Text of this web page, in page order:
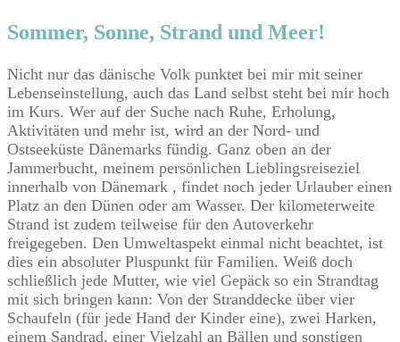
​Sommer, Sonne, Strand und Meer!
Nicht nur das dänische Volk punktet bei mir mit seiner
Lebenseinstellung, auch das Land selbst steht bei mir hoch
im Kurs. Wer auf der Suche nach Ruhe, Erholung,
Aktivitäten und mehr ist, wird an der Nord- und
Ostseeküste Dänemarks fündig. Ganz oben an der
Jammerbucht, meinem persönlichen Lieblingsreiseziel
innerhalb von Dänemark , findet noch jeder Urlauber einen
Platz an den Dünen oder am Wasser. Der kilometerweite
Strand ist zudem teilweise für den Autoverkehr
freigegeben. Den Umweltaspekt einmal nicht beachtet, ist
dies ein absoluter Pluspunkt für Familien. Weiß doch
schließlich jede Mutter, wie viel Gepäck so ein Strandtag
mit sich bringen kann: Von der Stranddecke über vier
Schaufeln (für jede Hand der Kinder eine), zwei Harken,
einem Sandrad, einer Vielzahl an Bällen und sonstigen